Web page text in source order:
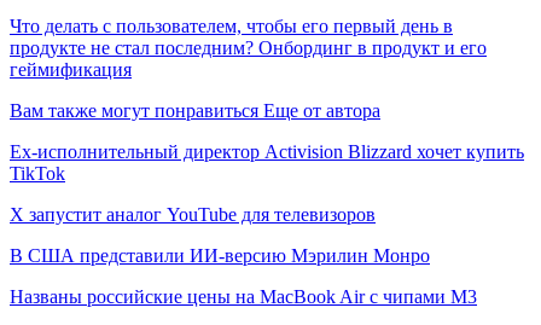
Что делать с пользователем, чтобы его первый день в
продукте не стал последним? Онбординг в продукт и его
геймификация
Вам также могут понравиться Еще от автора
Ex-исполнительный директор Activision Blizzard хочет купить
TikTok
X запустит аналог YouTube для телевизоров
В США представили ИИ-версию Мэрилин Монро
Названы российские цены на MacBook Air с чипами M3